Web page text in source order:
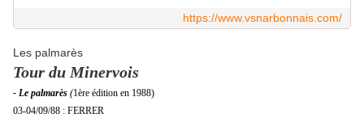
https://www.vsnarbonnais.com/
Les palmarès
Tour du Minervois
- Le palmarès (1ère édition en 1988)
03-04/09/88 : FERRER